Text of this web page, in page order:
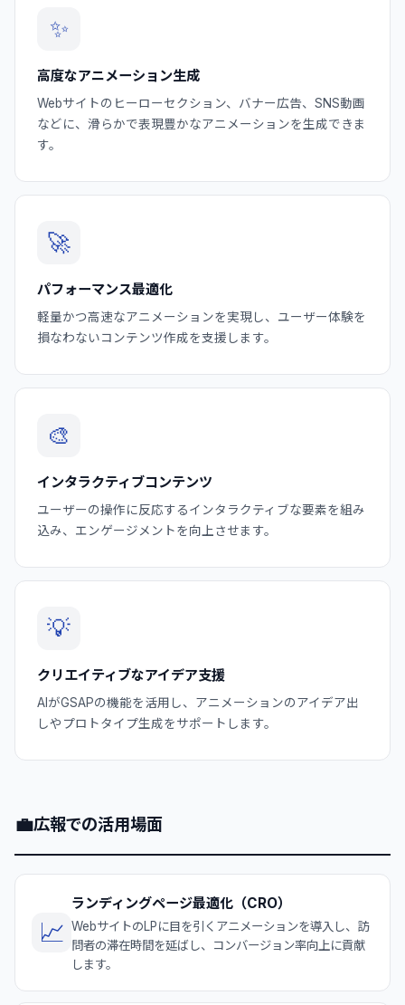
✨
高度なアニメーション生成
Webサイトのヒーローセクション、バナー広告、SNS動画
などに、滑らかで表現豊かなアニメーションを生成できま
す。
🚀
パフォーマンス最適化
軽量かつ高速なアニメーションを実現し、ユーザー体験を
損なわないコンテンツ作成を支援します。
🎨
インタラクティブコンテンツ
ユーザーの操作に反応するインタラクティブな要素を組み
込み、エンゲージメントを向上させます。
💡
クリエイティブなアイデア支援
AIがGSAPの機能を活用し、アニメーションのアイデア出
しやプロトタイプ生成をサポートします。
💼広報での活用場面
📈
ランディングページ最適化（CRO）
WebサイトのLPに目を引くアニメーションを導入し、訪
問者の滞在時間を延ばし、コンバージョン率向上に貢献
します。